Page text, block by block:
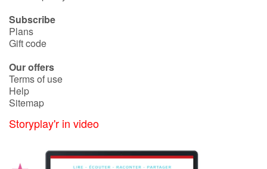
Subscribe
Plans
Gift code
Our offers
Terms of use
Help
Sitemap
Storyplay'r in video